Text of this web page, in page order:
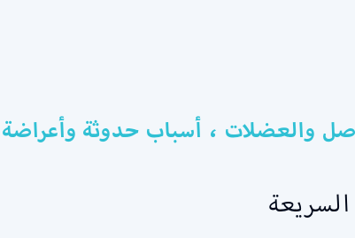
والعضلات ، أسباب حدوثة